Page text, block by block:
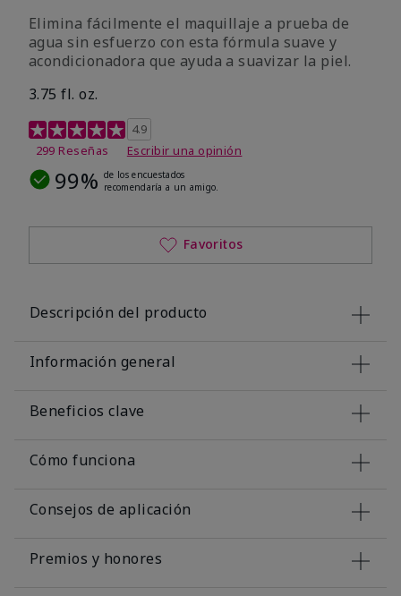
Elimina fácilmente el maquillaje a prueba de
agua sin esfuerzo con esta fórmula suave y
acondicionadora que ayuda a suavizar la piel.
3.75 fl. oz.
Calificación de clientes de 4,8 de 5
4.9
299 Reseñas
Escribir una opinión
99% de los encuestados
recomendaría a un amigo.
Favoritos
Descripción del producto
Información general
Beneficios clave
Cómo funciona
Consejos de aplicación
Premios y honores